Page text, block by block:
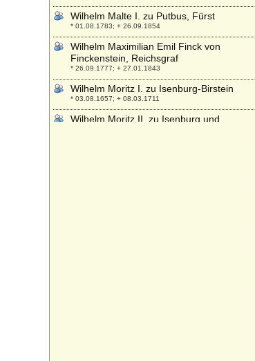
Wilhelm Malte I. zu Putbus, Fürst
* 01.08.1783; + 26.09.1854
Wilhelm Maximilian Emil Finck von
Finckenstein, Reichsgraf
* 26.09.1777; + 27.01.1843
Wilhelm Moritz I. zu Isenburg-Birstein
* 03.08.1657; + 08.03.1711
Wilhelm Moritz II. zu Isenburg und